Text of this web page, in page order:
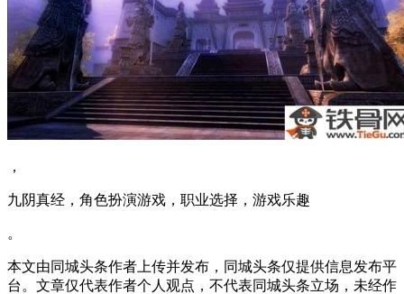
，
九阴真经，角色扮演游戏，职业选择，游戏乐趣
。
本文由同城头条作者上传并发布，同城头条仅提供信息发布平
台。文章仅代表作者个人观点，不代表同城头条立场，未经作